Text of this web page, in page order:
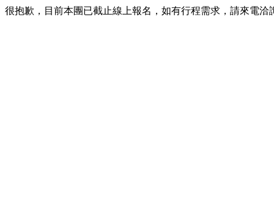
很抱歉，目前本團已截止線上報名，如有行程需求，請來電洽